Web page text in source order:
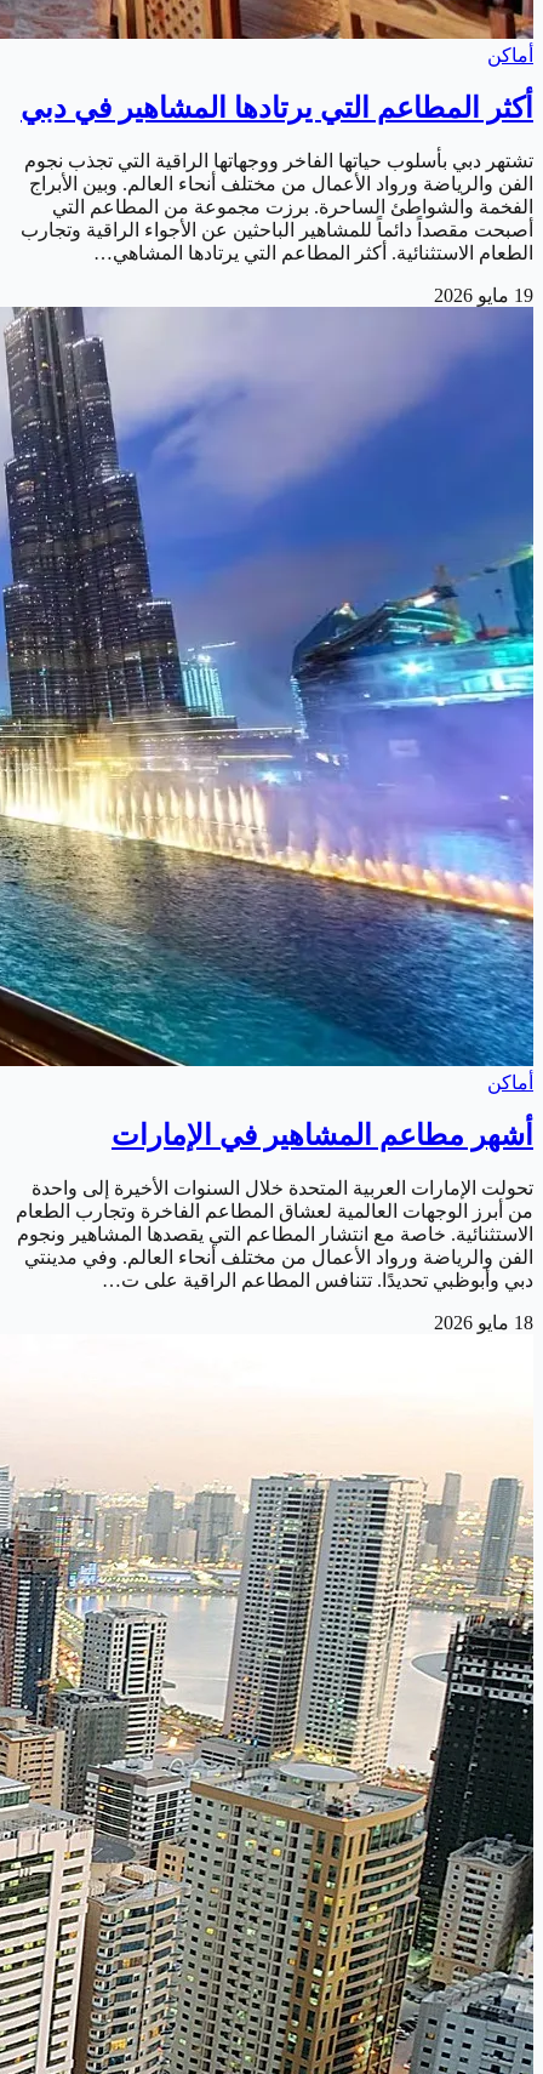
أماكن
أكثر المطاعم التي يرتادها المشاهير في دبي
تشتهر دبي بأسلوب حياتها الفاخر ووجهاتها الراقية التي تجذب نجوم
الفن والرياضة ورواد الأعمال من مختلف أنحاء العالم. وبين الأبراج
الفخمة والشواطئ الساحرة. برزت مجموعة من المطاعم التي
أصبحت مقصداً دائماً للمشاهير الباحثين عن الأجواء الراقية وتجارب
الطعام الاستثنائية. أكثر المطاعم التي يرتادها المشاهي…
19 مايو 2026
أماكن
أشهر مطاعم المشاهير في الإمارات
تحولت الإمارات العربية المتحدة خلال السنوات الأخيرة إلى واحدة
من أبرز الوجهات العالمية لعشاق المطاعم الفاخرة وتجارب الطعام
الاستثنائية. خاصة مع انتشار المطاعم التي يقصدها المشاهير ونجوم
الفن والرياضة ورواد الأعمال من مختلف أنحاء العالم. وفي مدينتي
دبي وأبوظبي تحديدًا. تتنافس المطاعم الراقية على ت…
18 مايو 2026